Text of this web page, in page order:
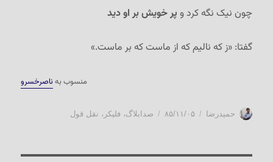
چون نیک نگه کرد و پر خویش بر او دید
گفتا: «ز که نالیم که از ماست که بر ماست.»
منسوب به ناصرخسرو
نویسنده
حمیدرضا
ارسال
۸۵/۱۱/۰۵ دسته‌ها
صدابلاگ، فلیکر ، نقل قول